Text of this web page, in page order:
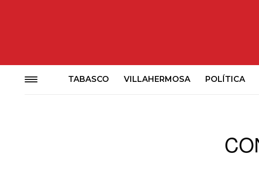
TABASCO VILLAHERMOSA POLÍTICA